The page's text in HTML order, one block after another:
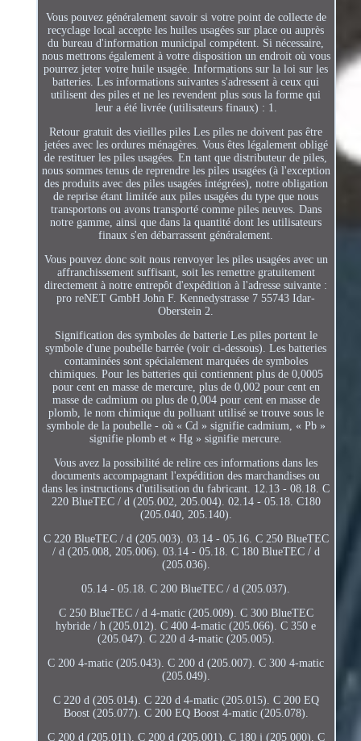
Vous pouvez généralement savoir si votre point de collecte de
recyclage local accepte les huiles usagées sur place ou auprès
du bureau d'information municipal compétent. Si nécessaire,
nous mettrons également à votre disposition un endroit où vous
pourrez jeter votre huile usagée. Informations sur la loi sur les
batteries. Les informations suivantes s'adressent à ceux qui
utilisent des piles et ne les revendent plus sous la forme qui
leur a été livrée (utilisateurs finaux) : 1.
Retour gratuit des vieilles piles Les piles ne doivent pas être
jetées avec les ordures ménagères. Vous êtes légalement obligé
de restituer les piles usagées. En tant que distributeur de piles,
nous sommes tenus de reprendre les piles usagées (à l'exception
des produits avec des piles usagées intégrées), notre obligation
de reprise étant limitée aux piles usagées du type que nous
transportons ou avons transporté comme piles neuves. Dans
notre gamme, ainsi que dans la quantité dont les utilisateurs
finaux s'en débarrassent généralement.
Vous pouvez donc soit nous renvoyer les piles usagées avec un
affranchissement suffisant, soit les remettre gratuitement
directement à notre entrepôt d'expédition à l'adresse suivante :
pro reNET GmbH John F. Kennedystrasse 7 55743 Idar-
Oberstein 2.
Signification des symboles de batterie Les piles portent le
symbole d'une poubelle barrée (voir ci-dessous). Les batteries
contaminées sont spécialement marquées de symboles
chimiques. Pour les batteries qui contiennent plus de 0,0005
pour cent en masse de mercure, plus de 0,002 pour cent en
masse de cadmium ou plus de 0,004 pour cent en masse de
plomb, le nom chimique du polluant utilisé se trouve sous le
symbole de la poubelle - où « Cd » signifie cadmium, « Pb »
signifie plomb et « Hg » signifie mercure.
Vous avez la possibilité de relire ces informations dans les
documents accompagnant l'expédition des marchandises ou
dans les instructions d'utilisation du fabricant. 12.13 - 08.18. C
220 BlueTEC / d (205.002, 205.004). 02.14 - 05.18. C180
(205.040, 205.140).
C 220 BlueTEC / d (205.003). 03.14 - 05.16. C 250 BlueTEC
/ d (205.008, 205.006). 03.14 - 05.18. C 180 BlueTEC / d
(205.036).
05.14 - 05.18. C 200 BlueTEC / d (205.037).
C 250 BlueTEC / d 4-matic (205.009). C 300 BlueTEC
hybride / h (205.012). C 400 4-matic (205.066). C 350 e
(205.047). C 220 d 4-matic (205.005).
C 200 4-matic (205.043). C 200 d (205.007). C 300 4-matic
(205.049).
C 220 d (205.014). C 220 d 4-matic (205.015). C 200 EQ
Boost (205.077). C 200 EQ Boost 4-matic (205.078).
C 200 d (205.011). C 200 d (205.001). C 180 j (205 000). C